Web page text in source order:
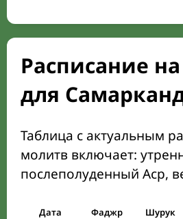
Расписание на
для
Таблица с актуальным
молитв включает:
послеполуденный Аср,
Дата Фаджр Шурук